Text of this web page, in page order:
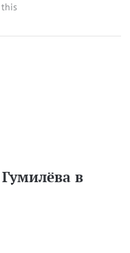
в